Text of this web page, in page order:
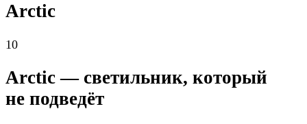
Arctic
10
Arctic — светильник, который
не подведёт